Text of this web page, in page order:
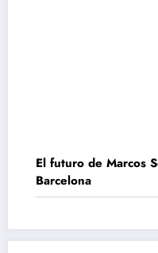
El futuro de Marcos
Barcelona